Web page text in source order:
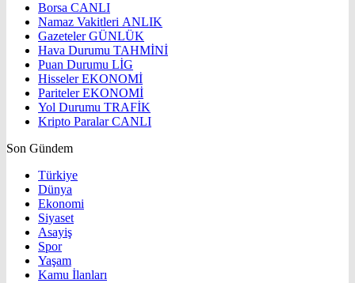
Borsa CANLI
Namaz Vakitleri ANLIK
GazetelerGÜNLÜK
Hava Durumu TAHMİNİ
Puan Durumu LİG
HisselerEKONOMİ
ParitelerEKONOMİ
Yol Durumu TRAFİK
Kripto ParalarCANLI
Son Gündem
Türkiye
Dünya
Ekonomi
Siyaset
Asayiş
Spor
Yaşam
Kamu İlanları